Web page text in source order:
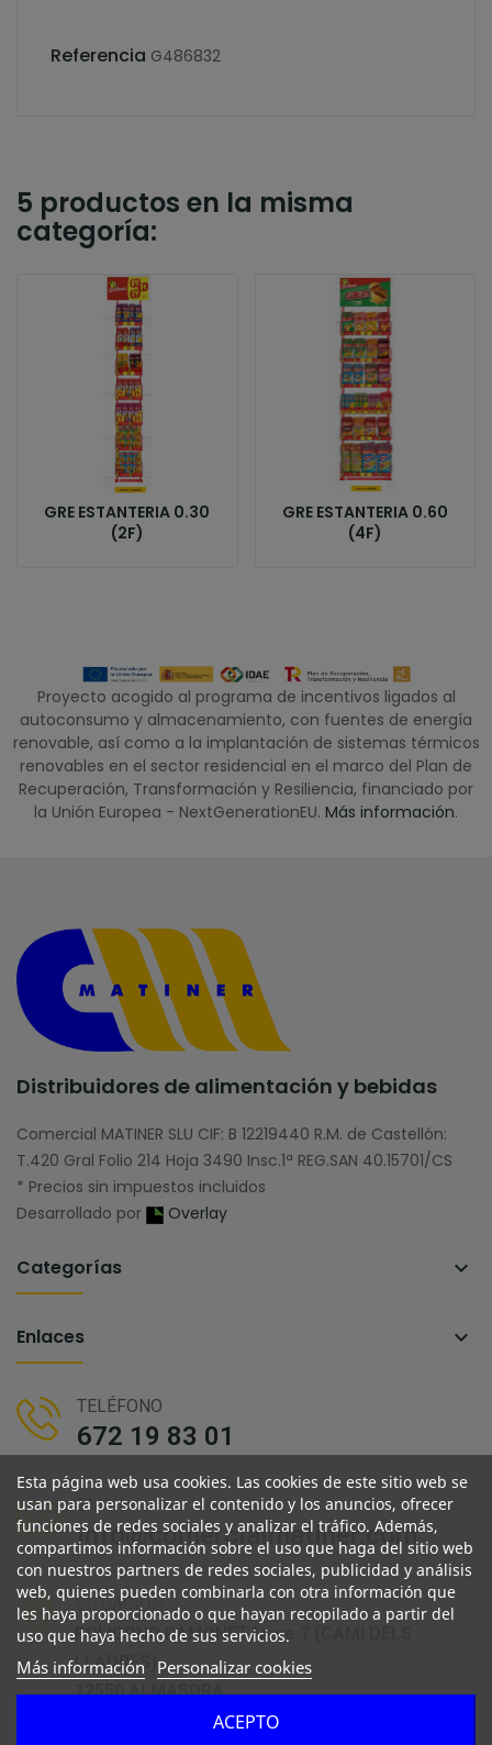
Referencia G486832
5 productos en la misma
categoría:
GRE ESTANTERIA 0.30
(2F)
GRE ESTANTERIA 0.60
(4F)
Proyecto acogido al programa de incentivos ligados al
autoconsumo y almacenamiento, con fuentes de energía
renovable, así como a la implantación de sistemas térmicos
renovables en el sector residencial en el marco del Plan de
Recuperación, Transformación y Resiliencia, financiado por
la Unión Europea - NextGenerationEU. Más información.
Distribuidores de alimentación y bebidas
Comercial MATINER SLU CIF: B 12219440 R.M. de Castellón:
T.420 Gral Folio 214 Hoja 3490 Insc.1ª REG.SAN 40.15701/CS
* Precios sin impuestos incluidos
Desarrollado por
Overlay
Categorías 
Enlaces 
TELÉFONO
672 19 83 01
EMAIL
info@comercialmatiner.com
SITUACIÓN
POLIGONO RAMONET Nave 7 (CAMI DELS
LLADRES)
12550 ALMASORA
Esta página web usa cookies. Las cookies de este sitio web se
usan para personalizar el contenido y los anuncios, ofrecer
funciones de redes sociales y analizar el tráfico. Además,
compartimos información sobre el uso que haga del sitio web
con nuestros partners de redes sociales, publicidad y análisis
web, quienes pueden combinarla con otra información que
les haya proporcionado o que hayan recopilado a partir del
uso que haya hecho de sus servicios.
Más información Personalizar cookies
ACEPTO